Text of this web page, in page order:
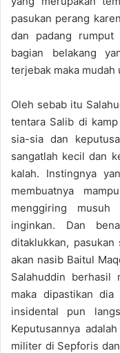
pasukan perang
dan padang
bagian belakang
terjebak maka mudah
Oleh sebab itu
tentara Salib di
sia-sia dan
sangatlah kecil dan
kalah. Instingnya
membuatnya
menggiring
inginkan. Dan
ditaklukkan,
akan nasib Baitul
Salahuddin berhasil
maka dipastikan dia
insidental pun
Keputusannya
militer di Sepforis